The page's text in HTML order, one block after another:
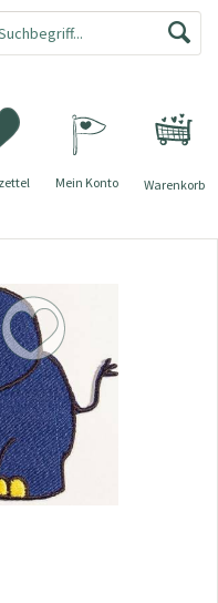
Warenkorb
Mein Konto